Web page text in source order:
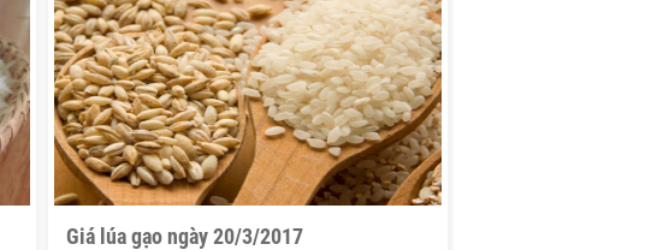
Giá lúa gạo ngày 20/3/2017